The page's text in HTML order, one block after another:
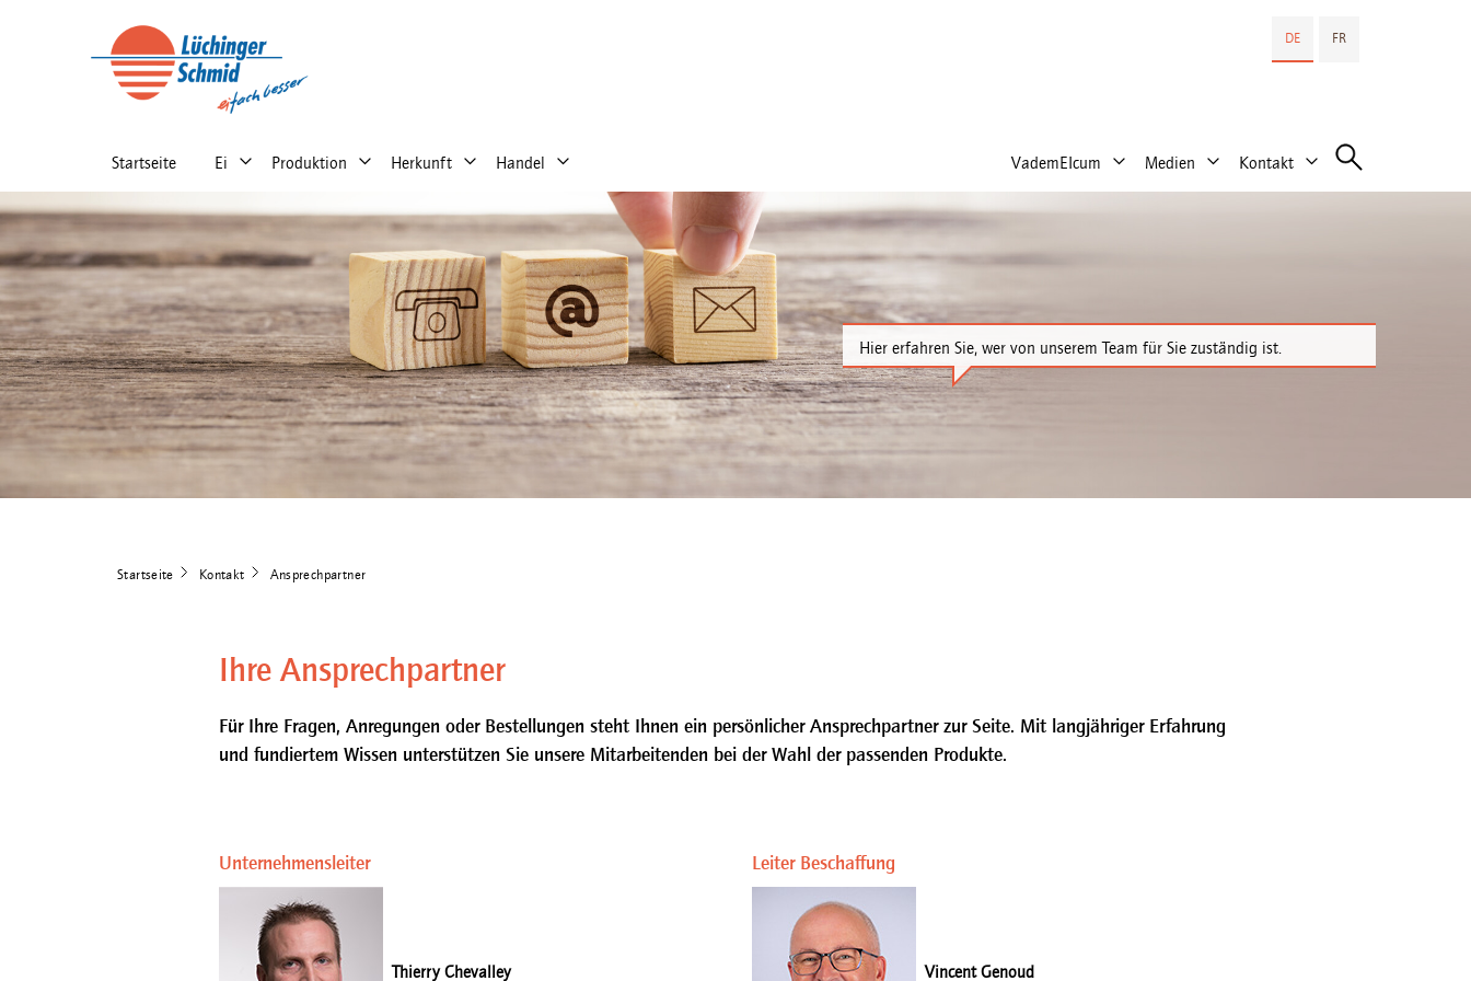
DE FR
Startseite Ei Produktion Herkunft Handel
Main
navigation
right
VademEIcum Medien Kontakt
Hier erfahren Sie, wer von unserem Team für Sie zuständig ist.
Startseite Kontakt Ansprechpartner
Ihre Ansprechpartner
Für Ihre Fragen, Anregungen oder Bestellungen steht Ihnen ein persönlicher Ansprechpartner zur Seite. Mit langjähriger Erfahrung
und fundiertem Wissen unterstützen Sie unsere Mitarbeitenden bei der Wahl der passenden Produkte.
Unternehmensleiter
Thierry Chevalley
Leiter Beschaffung
Vincent Genoud